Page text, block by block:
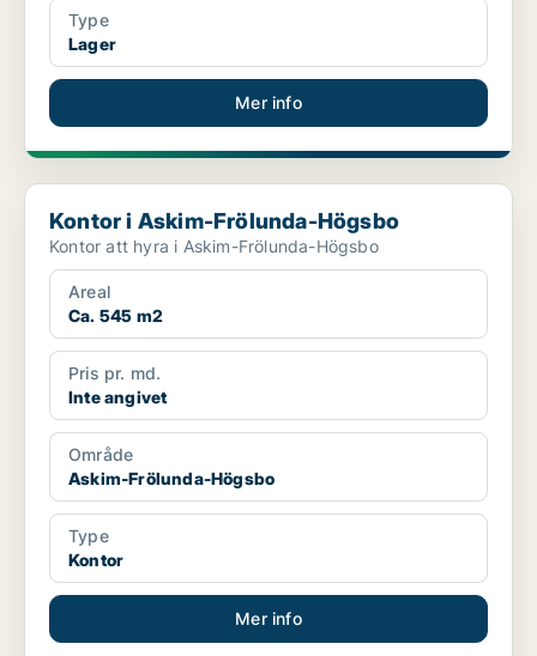
Type
Lager
Mer info
Kontor i Askim-Frölunda-Högsbo
Kontor i Askim-Frölunda-Högsbo
Kontor att hyra i Askim-Frölunda-Högsbo
Areal
Ca. 545 m2
Pris pr. md.
Inte angivet
Område
Askim-Frölunda-Högsbo
Type
Kontor
Mer info